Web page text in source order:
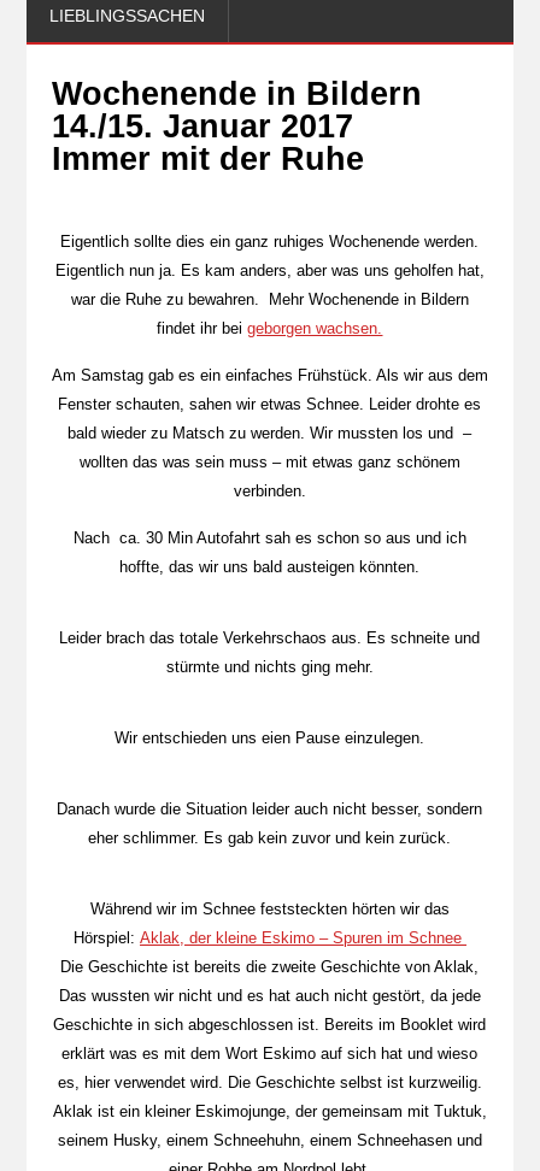
LIEBLINGSSACHEN
Wochenende in Bildern
14./15. Januar 2017
Immer mit der Ruhe
Eigentlich sollte dies ein ganz ruhiges Wochenende werden.
Eigentlich nun ja. Es kam anders, aber was uns geholfen hat,
war die Ruhe zu bewahren. Mehr Wochenende in Bildern
findet ihr beigeborgen wachsen.
Am Samstag gab es ein einfaches Frühstück. Als wir aus dem
Fenster schauten, sahen wir etwas Schnee. Leider drohte es
bald wieder zu Matsch zu werden. Wir mussten los und –
wollten das was sein muss – mit etwas ganz schönem
verbinden.
Nach ca. 30 Min Autofahrt sah es schon so aus und ich
hoffte, das wir uns bald austeigen könnten.
Leider brach das totale Verkehrschaos aus. Es schneite und
stürmte und nichts ging mehr.
Wir entschieden uns eien Pause einzulegen.
Danach wurde die Situation leider auch nicht besser, sondern
eher schlimmer. Es gab kein zuvor und kein zurück.
Während wir im Schnee feststeckten hörten wir das
Hörspiel: Aklak, der kleine Eskimo – Spuren im Schnee
Die Geschichte ist bereits die zweite Geschichte von Aklak,
Das wussten wir nicht und es hat auch nicht gestört, da jede
Geschichte in sich abgeschlossen ist. Bereits im Booklet wird
erklärt was es mit dem Wort Eskimo auf sich hat und wieso
es, hier verwendet wird. Die Geschichte selbst ist kurzweilig.
Aklak ist ein kleiner Eskimojunge, der gemeinsam mit Tuktuk,
seinem Husky, einem Schneehuhn, einem Schneehasen und